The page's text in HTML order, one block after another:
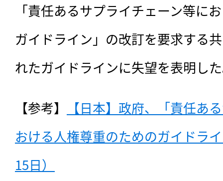
「責任あるサプライチェーン等に
ガイドライン」の改訂を要求する
れたガイドラインに失望を表明し
【参考】
【日本】政府、「責任あ
おける人権尊重のためのガイドラ
15日）